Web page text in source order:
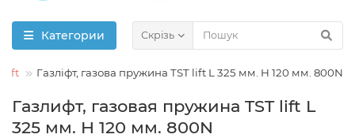
Категории Скрізь
lift Газліфт, газова пружина TST lift L 325 мм. H 120 мм. 800N
Газлифт, газовая пружина TST lift L
325 мм. H 120 мм. 800N